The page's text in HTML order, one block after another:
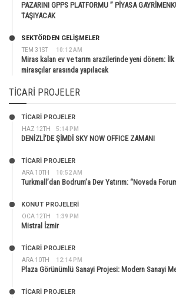
PAZARINI GPPS PLATFORMU ” PİYASA
TAŞIYACAK
TEM 31ST 10:12 AM
SEKTÖRDEN GELIŞMELER
Miras kalan ev ve tarım arazilerinde yeni dönem:
mirasçılar arasında yapılacak
TICARI PROJELER
HAZ 12TH 5:14 PM
TİCARİ PROJELER
DENİZLİ’DE ŞİMDİ SKY NOW OFFICE ZAMANI
ARA 10TH 10:52 AM
TİCARİ PROJELER
Turkmall’dan Bodrum’a Dev Yatırım: “Novada
OCA 12TH 1:39 PM
KONUT PROJELERI
Mistral İzmir
ARA 10TH 12:14 PM
TİCARİ PROJELER
Plaza Görünümlü Sanayi Projesi: Modern Sanayi
TİCARİ PROJELER